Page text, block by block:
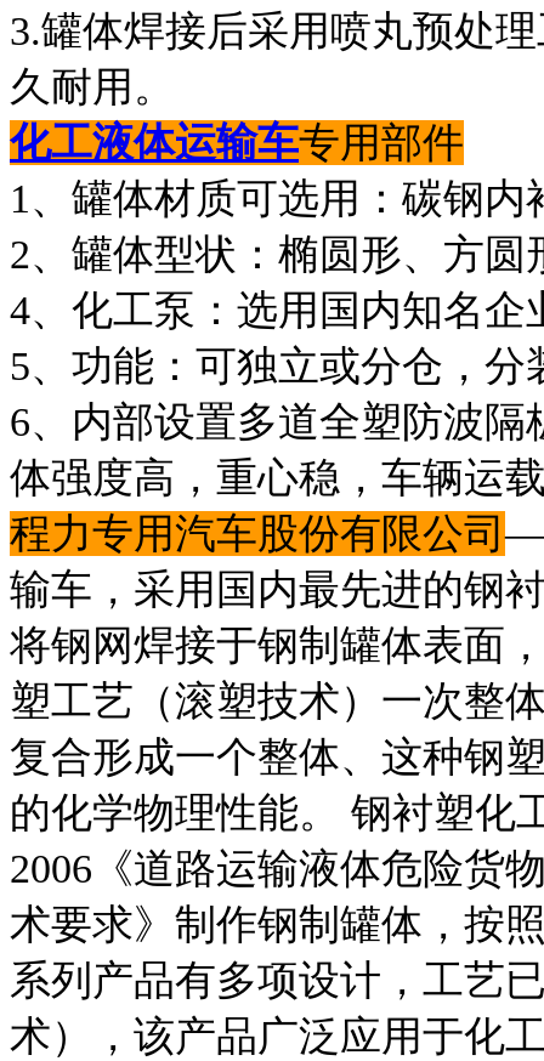
3.罐体焊接后采用喷丸预处
久耐用。
化工液体运输车专用部件
1、罐体材质可选用：碳钢
2、罐体型状：椭圆形、方圆
4、化工泵：选用国内知名
5、功能：可独立或分仓，
6、内部设置多道全塑防波
体强度高，重心稳，车辆运
程力专用汽车股份有限公司
输车，采用国内最先进的钢
将钢网焊接于钢制罐体表面
塑工艺（滚塑技术）一次整
复合形成一个整体、这种钢
的化学物理性能。 钢衬塑化
2006《道路运输液体危险货
术要求》制作钢制罐体，按
系列产品有多项设计，工艺
术），该产品广泛应用于化